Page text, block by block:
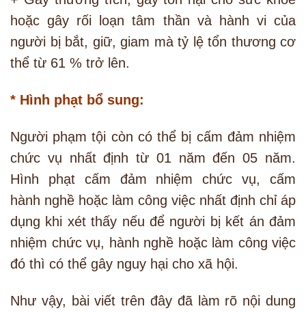
hoặc gây rối loạn tâm thần và hành vi của
người bị bắt, giữ, giam mà tỷ lệ tổn thương cơ
thể từ 61 % trở lên.
* Hình phạt bổ sung:
Người phạm tội còn có thể bị cấm đảm nhiệm
chức vụ nhất định từ 01 năm đến 05 năm.
Hình phạt cấm đảm nhiệm chức vụ, cấm
hành nghề hoặc làm công việc nhất định chỉ áp
dụng khi xét thấy nếu để người bị kết án đảm
nhiệm chức vụ, hành nghề hoặc làm công việc
đó thì có thể gây nguy hại cho xã hội.
Như vậy, bài viết trên đây đã làm rõ nội dung